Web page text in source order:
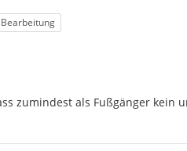
Bearbeitung
zumindest als Fußgänger